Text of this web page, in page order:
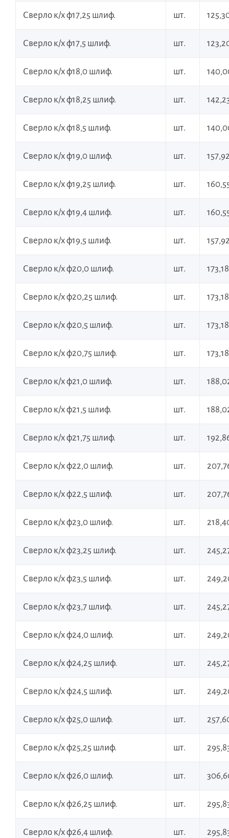
Сверло к/х ф17,25 шлиф. шт.
Сверло к/х ф17,5 шлиф. шт.
Сверло к/х ф18,0 шлиф. шт.
Сверло к/х ф18,25 шлиф. шт.
Сверло к/х ф18,5 шлиф. шт.
Сверло к/х ф19,0 шлиф. шт.
Сверло к/х ф19,25 шлиф. шт.
Сверло к/х ф19,4 шлиф. шт.
Сверло к/х ф19,5 шлиф. шт.
Сверло к/х ф20,0 шлиф. шт.
Сверло к/х ф20,25 шлиф. шт.
Сверло к/х ф20,5 шлиф. шт.
Сверло к/х ф20,75 шлиф. шт.
Сверло к/х ф21,0 шлиф. шт.
Сверло к/х ф21,5 шлиф. шт.
Сверло к/х ф21,75 шлиф. шт.
Сверло к/х ф22,0 шлиф. шт.
Сверло к/х ф22,5 шлиф. шт.
Сверло к/х ф23,0 шлиф. шт.
Сверло к/х ф23,25 шлиф. шт.
Сверло к/х ф23,5 шлиф. шт.
Сверло к/х ф23,7 шлиф. шт.
Сверло к/х ф24,0 шлиф. шт.
Сверло к/х ф24,25 шлиф. шт.
Сверло к/х ф24,5 шлиф. шт.
Сверло к/х ф25,0 шлиф. шт.
Сверло к/х ф25,25 шлиф. шт.
Сверло к/х ф26,0 шлиф. шт.
Сверло к/х ф26,25 шлиф. шт.
Сверло к/х ф26,4 шлиф. шт.